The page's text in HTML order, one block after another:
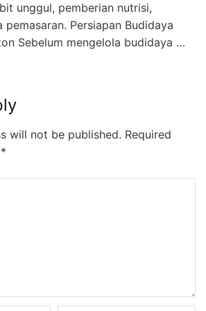
unggul, pemberian nutrisi,
pemasaran. Persiapan Budidaya
Sebelum mengelola budidaya …
will not be published. Required
*